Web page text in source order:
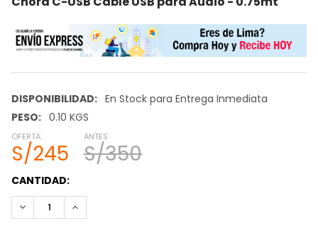
DISPONIBILIDAD: En Stock para Entrega Inmediata
PESO: 0.10 KGS
OFERTA:
S/245
ANTES:
S/350
STOCK
ACTUAL:
CANTIDAD:
REDUCIR CANTIDAD:INCREMENTAR CANTIDAD: